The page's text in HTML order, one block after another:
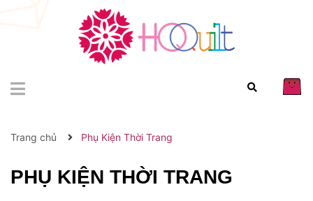
Trang chủ Phụ Kiện Thời Trang
PHỤ KIỆN THỜI TRANG